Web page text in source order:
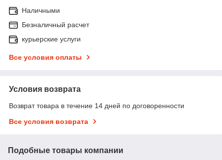
Наличными
Безналичный расчет
курьерские услуги
Все условия оплаты
Условия возврата
Возврат товара в течение 14 дней по договоренности
Все условия возврата
Подобные товары компании